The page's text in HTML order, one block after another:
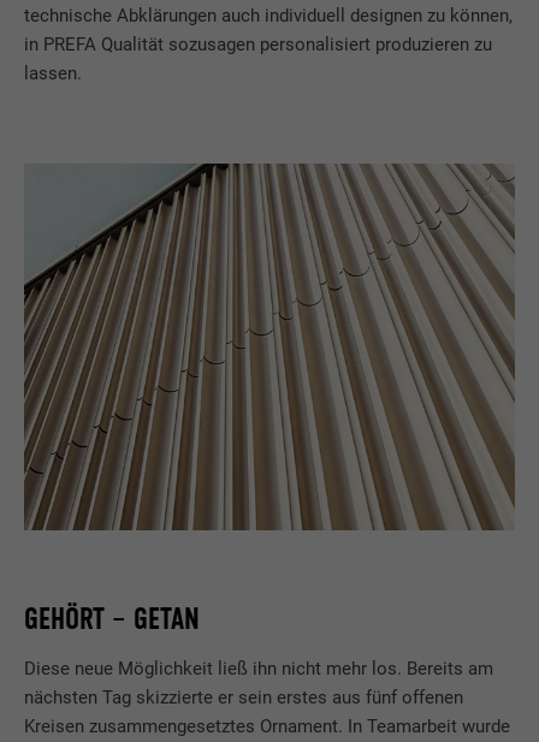
technische Abklärungen auch individuell designen zu können,
in PREFA Qualität sozusagen personalisiert produzieren zu
lassen.
GEHÖRT – GETAN
Diese neue Möglichkeit ließ ihn nicht mehr los. Bereits am
nächsten Tag skizzierte er sein erstes aus fünf offenen
Kreisen zusammengesetztes Ornament. In Teamarbeit wurde